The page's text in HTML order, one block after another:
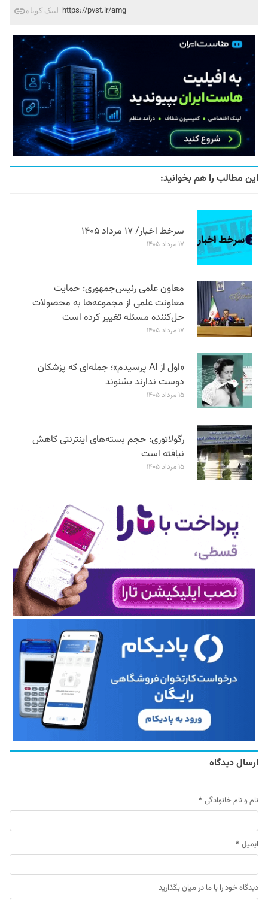
لینک کوتاه https://pvst.ir/amg
این مطالب را هم بخوانید:
سرخط اخبار/ ۱۷ مرداد ۱۴۰۵
۱۷ مرداد ۱۴۰۵
معاون علمی رئیس‌جمهوری: حمایت
معاونت علمی از مجموعه‌ها به محصولات
حل‌کننده مسئله تغییر کرده است
۱۷ مرداد ۱۴۰۵
«اول از AI پرسیدم»؛ جمله‌ای که پزشکان
دوست ندارند بشنوند
۱۵ مرداد ۱۴۰۵
رگولاتوری: حجم بسته‌های اینترنتی کاهش
نیافته است
۱۵ مرداد ۱۴۰۵
ارسال دیدگاه
نام و نام خانوادگی *
ایمیل *
دیدگاه خود را با ما در میان بگذارید